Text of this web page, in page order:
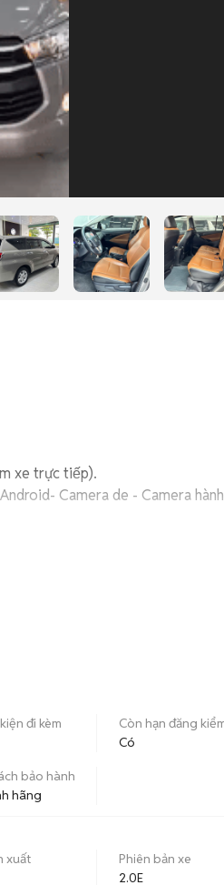
xe trực tiếp).
Camera de - Camera hành
đi kèm
Còn hạn đăng
Có
bảo hành
hãng
xuất
Phiên bản xe
2.0E